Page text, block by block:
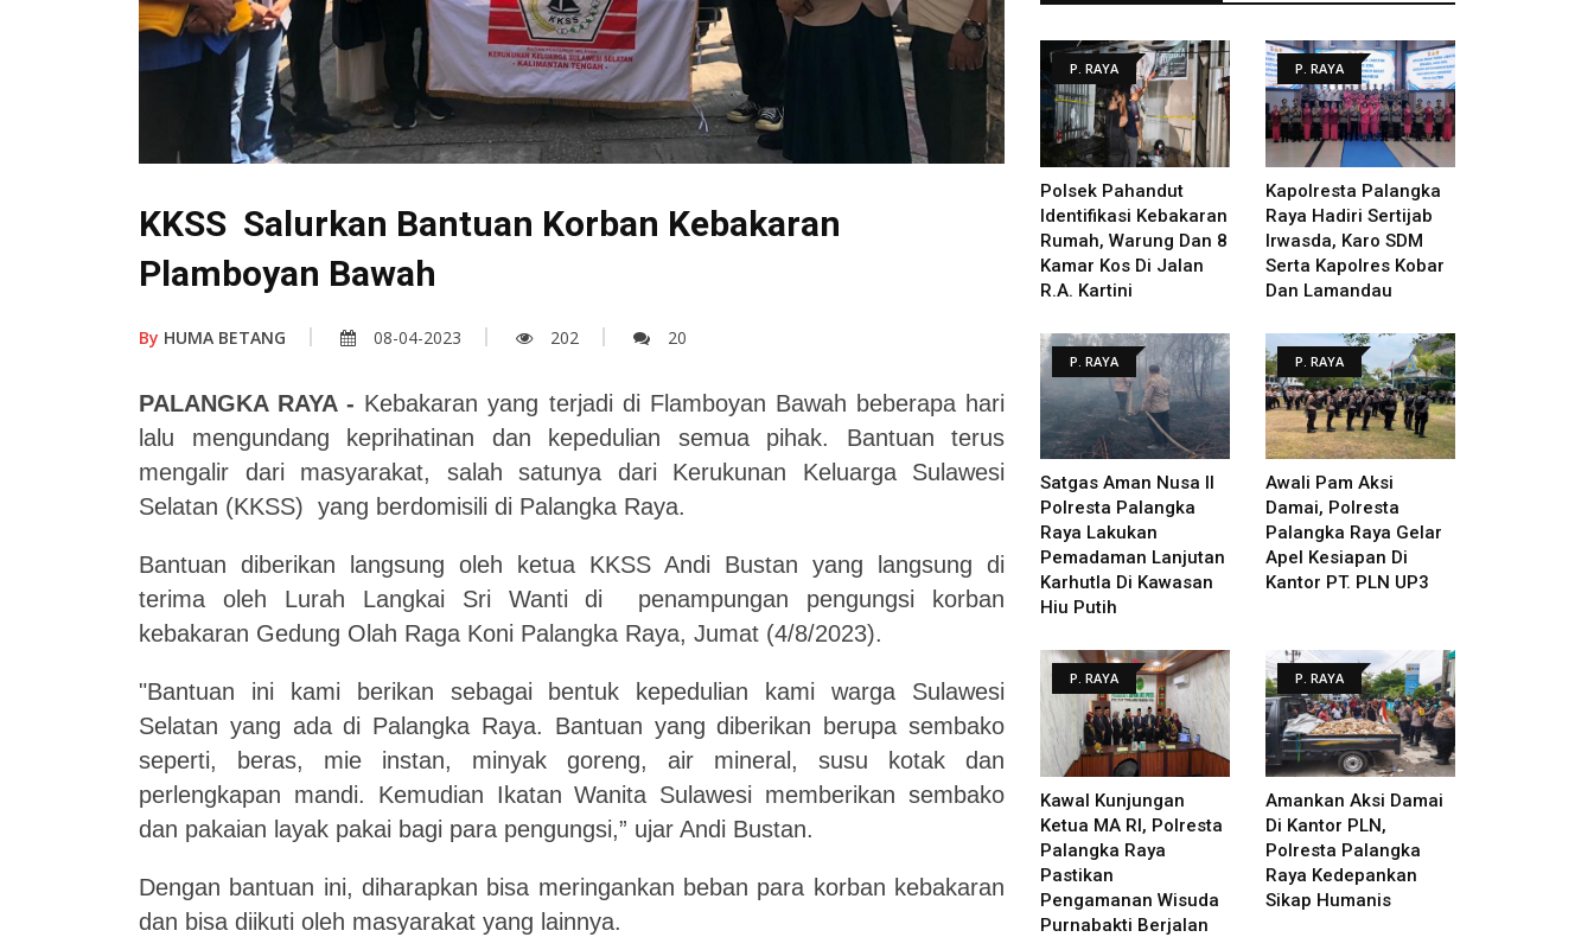
KKSS Salurkan Bantuan Korban Kebakaran
Plamboyan Bawah
By HUMA BETANG 08-04-2023 202 20
PALANGKA RAYA - Kebakaran yang terjadi di Flamboyan Bawah beberapa hari
lalu mengundang keprihatinan dan kepedulian semua pihak. Bantuan terus
mengalir dari masyarakat, salah satunya dari Kerukunan Keluarga Sulawesi
Selatan (KKSS) yang berdomisili di Palangka Raya.
Bantuan diberikan langsung oleh ketua KKSS Andi Bustan yang langsung di
terima oleh Lurah Langkai Sri Wanti di penampungan pengungsi korban
kebakaran Gedung Olah Raga Koni Palangka Raya, Jumat (4/8/2023).
"Bantuan ini kami berikan sebagai bentuk kepedulian kami warga Sulawesi
Selatan yang ada di Palangka Raya. Bantuan yang diberikan berupa sembako
seperti, beras, mie instan, minyak goreng, air mineral, susu kotak dan
perlengkapan mandi. Kemudian Ikatan Wanita Sulawesi memberikan sembako
dan pakaian layak pakai bagi para pengungsi,” ujar Andi Bustan.
Dengan bantuan ini, diharapkan bisa meringankan beban para korban kebakaran
dan bisa diikuti oleh masyarakat yang lainnya.
P. RAYA
Polsek Pahandut
Identifikasi Kebakaran
Rumah, Warung Dan 8
Kamar Kos Di Jalan
R.A. Kartini
P. RAYA
Kapolresta Palangka
Raya Hadiri Sertijab
Irwasda, Karo SDM
Serta Kapolres Kobar
Dan Lamandau
P. RAYA
Satgas Aman Nusa II
Polresta Palangka
Raya Lakukan
Pemadaman Lanjutan
Karhutla Di Kawasan
Hiu Putih
P. RAYA
Awali Pam Aksi
Damai, Polresta
Palangka Raya Gelar
Apel Kesiapan Di
Kantor PT. PLN UP3
P. RAYA
Kawal Kunjungan
Ketua MA RI, Polresta
Palangka Raya
Pastikan
Pengamanan Wisuda
Purnabakti Berjalan
P. RAYA
Amankan Aksi Damai
Di Kantor PLN,
Polresta Palangka
Raya Kedepankan
Sikap Humanis